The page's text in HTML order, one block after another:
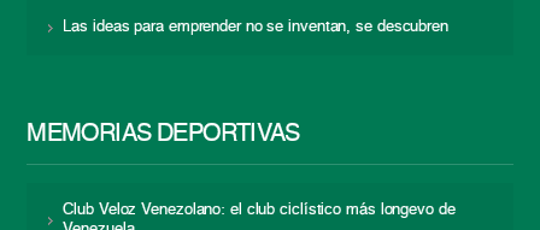
Las ideas para emprender no se inventan, se descubren
MEMORIAS DEPORTIVAS
Club Veloz Venezolano: el club ciclístico más longevo de